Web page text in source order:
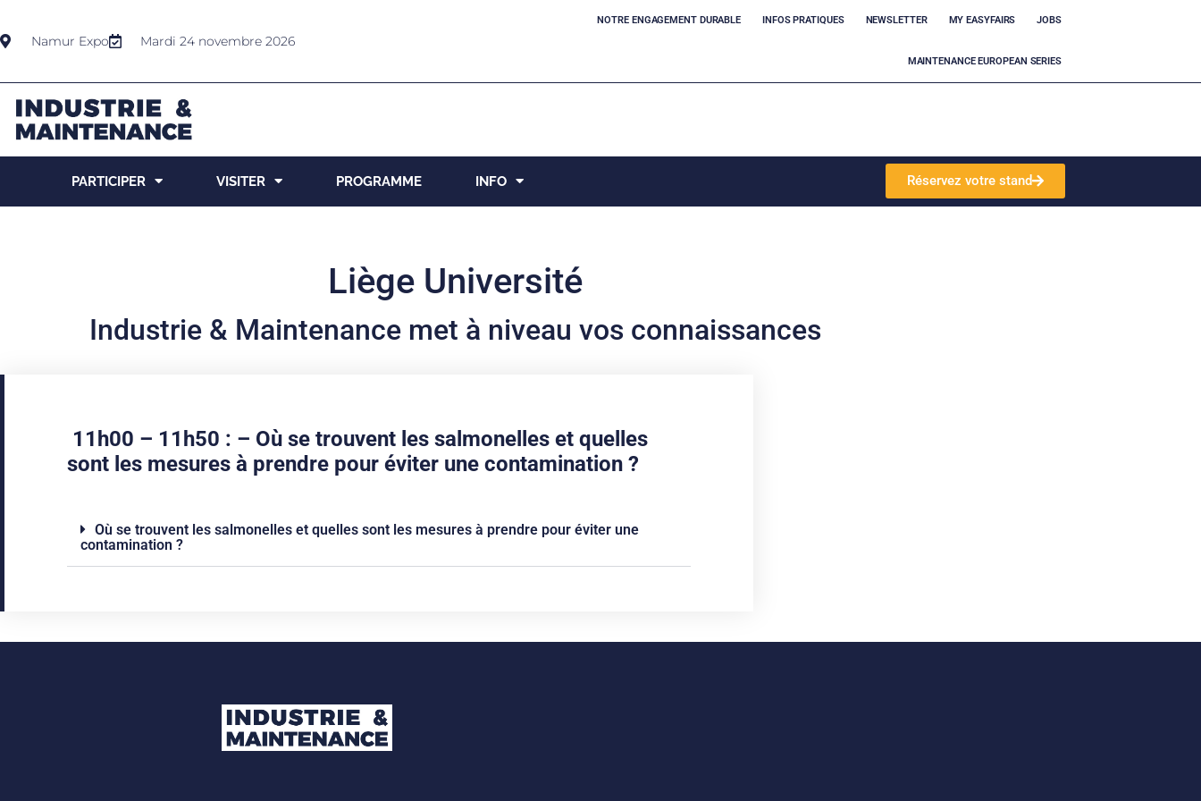
Namur Expo Mardi 24 novembre 2026
NOTRE ENGAGEMENT DURABLE INFOS PRATIQUES NEWSLETTER MY EASYFAIRS JOBS
MAINTENANCE EUROPEAN SERIES
PARTICIPER VISITER PROGRAMME INFO Réservez votre stand
Liège Université
Industrie & Maintenance met à niveau vos connaissances
11h00 – 11h50 : – Où se trouvent les salmonelles et quelles
sont les mesures à prendre pour éviter une contamination ?
Où se trouvent les salmonelles et quelles sont les mesures à prendre pour éviter une
contamination ?